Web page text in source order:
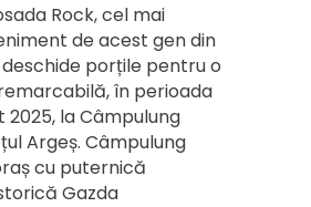
Rock, cel mai
de acest gen din
deschide porțile pentru o
în perioada
2025, la Câmpulung
Argeș. Câmpulung
cu puternică
Gazda